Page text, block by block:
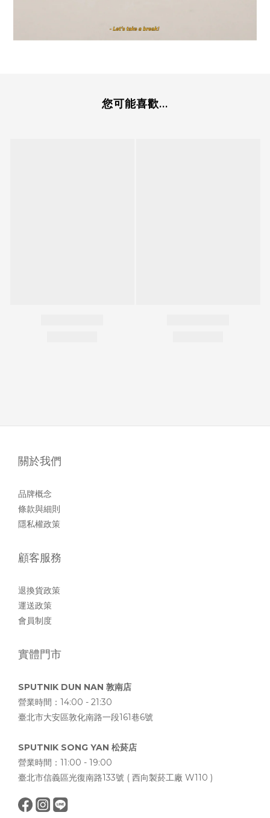
您可能喜歡...
關於我們
品牌概念
條款與細則
隱私權政策
顧客服務
退換貨政策
運送政策
會員制度
實體門市
SPUTNIK DUN NAN 敦南店
營業時間：14:00 - 21:30
臺北市大安區敦化南路一段161巷6號
SPUTNIK SONG YAN 松菸店
營業時間：11:00 - 19:00
臺北市信義區光復南路133號 ( 西向製菸工廠 W110 )